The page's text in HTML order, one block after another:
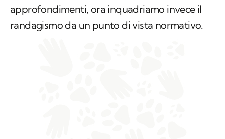
approfondimenti, ora inquadriamo invece il
randagismo da un punto di vista normativo.